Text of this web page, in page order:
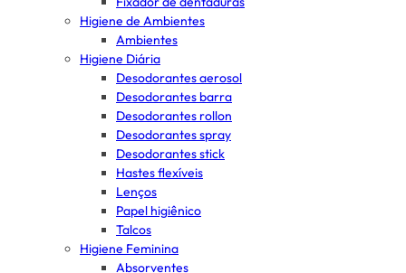
Higiene de Ambientes
Ambientes
Higiene Diária
Desodorantes aerosol
Desodorantes barra
Desodorantes rollon
Desodorantes spray
Desodorantes stick
Hastes flexíveis
Lenços
Papel higiênico
Talcos
Higiene Feminina
Absorventes